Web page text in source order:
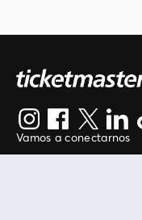
Vamos a conectarnos